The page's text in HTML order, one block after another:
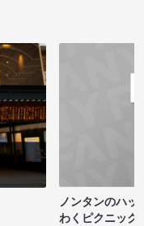
ノンタンのハッ
わくピクニック